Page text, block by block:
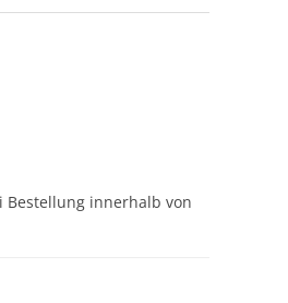
Bestellung innerhalb von